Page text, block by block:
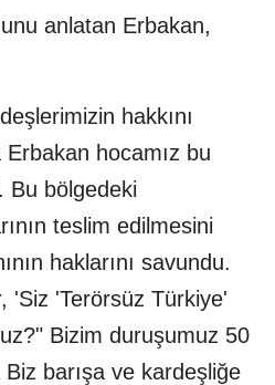
anlatan Erbakan,
hakkını
hocamız bu
Bu bölgedeki
teslim edilmesini
haklarını savundu.
'Siz 'Terörsüz Türkiye'
Bizim duruşumuz 50
barışa ve kardeşliğe